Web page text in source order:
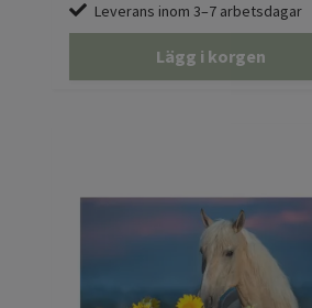
Leverans inom 3–7 arbetsdagar
Lägg i korgen